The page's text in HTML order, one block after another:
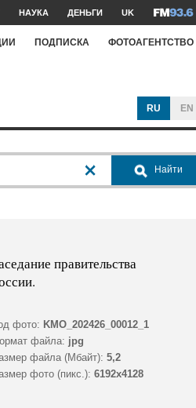
НАУКА ДЕНЬГИ UK
ПОДПИСКА ФОТОАГЕНТСТВО
RU EN
Найти
правительства
фото: KMO_202426_00012_1
файла: jpg
файла (Мбайт): 5,2
фото (пикс.): 6192x4128